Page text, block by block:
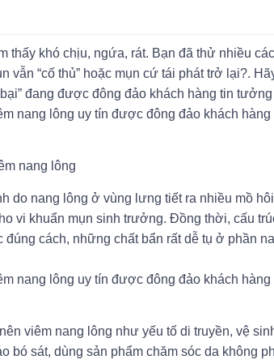
thấy khó chịu, ngứa, rát. Bạn đã thử nhiều
vẫn “cố thủ” hoặc mụn cứ tái phát trở lại?.
đang được đông đảo khách hàng tin tưởng
nang lông
do nang lông ở vùng lưng tiết ra nhiều mồ
vi khuẩn mụn sinh trưởng. Đồng thời, cấu
cách, những chất bẩn rất dễ tụ ở phần
viêm nang lông như yếu tố di truyền, vệ
bó sát, dùng sản phẩm chăm sóc da không